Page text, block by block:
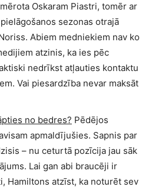
Oskaram Piastri, tomēr ar
sezonas otrajā
Abiem medniekiem nav ko
atzinis, ka ies pēc
nedrīkst atļauties kontaktu
Vai piesardzība nevar maksāt
no bedres? Pēdējos
apmaldījušies. Sapnis par
– nu ceturtā pozīcija jau sāk
Lai gan abi braucēji ir
Hamiltons atzīst, ka noturēt sev